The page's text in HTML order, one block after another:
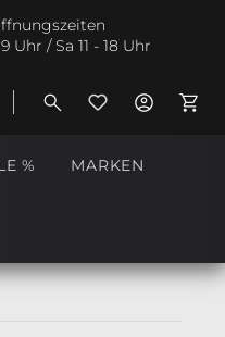
Uhr / Sa 11 - 18 Uhr
% MARKEN